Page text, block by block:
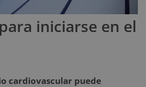
iniciarse en el
cardiovascular puede